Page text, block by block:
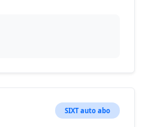
SIXT auto abo